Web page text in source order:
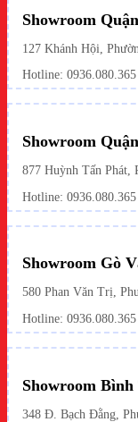
Showroom
127 Khánh Hội,
Hotline:
Showroom
877 Huỳnh Tấn Phát,
Hotline: 0936.080.365
Showroom Gò
580 Phan Văn Trị,
Hotline: 0936.080.365
Showroom
348 Đ. Bạch Đằng,